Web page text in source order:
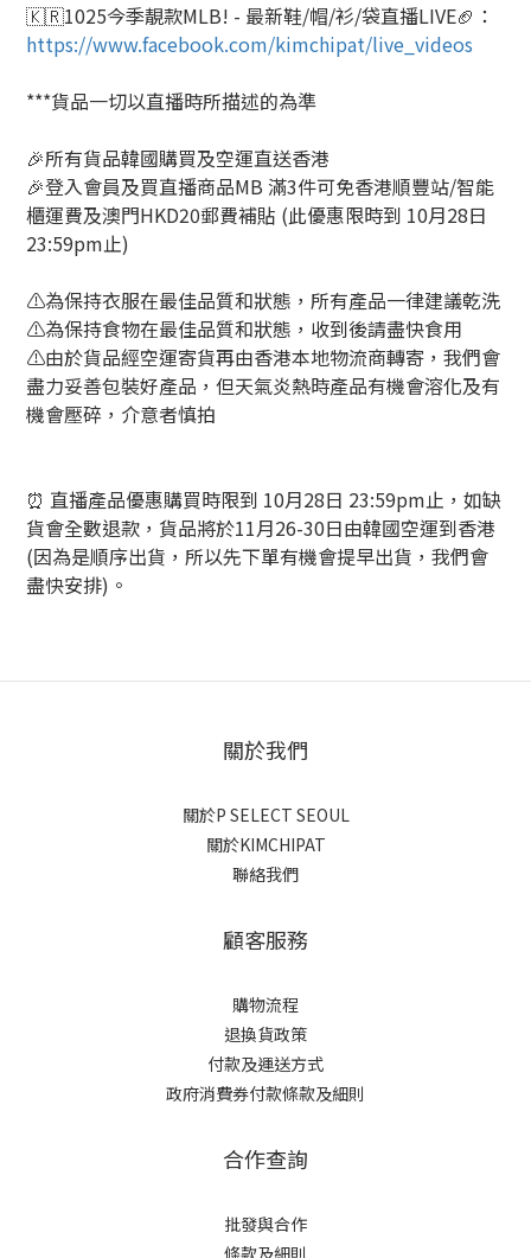
🇰🇷1025今季靚款MLB! - 最新鞋/帽/衫/袋直播LIVE🏈 ：
https://www.facebook.com/kimchipat/live_videos
***貨品一切以直播時所描述的為準
🎉所有貨品韓國購買及空運直送香港
🎉登入會員及買直播商品MB 滿3件可免香港順豐站/智能
櫃運費及澳門HKD20郵費補貼 (此優惠限時到 10月28日
23:59pm止)
⚠️為保持衣服在最佳品質和狀態，所有產品一律建議乾洗
⚠️為保持食物在最佳品質和狀態，收到後請盡快食用
⚠️由於貨品經空運寄貨再由香港本地物流商轉寄，我們會
盡力妥善包裝好產品，但天氣炎熱時產品有機會溶化及有
機會壓碎，介意者慎拍
⏰ 直播產品優惠購買時限到 10月28日 23:59pm止，如缺
貨會全數退款，貨品將於11月26-30日由韓國空運到香港
(因為是順序出貨，所以先下單有機會提早出貨，我們會
盡快安排)。
關於我們
關於P SELECT SEOUL
關於KIMCHIPAT
聯絡我們
顧客服務
購物流程
退換貨政策
付款及運送方式
政府消費券付款條款及細則
合作查詢
批發與合作
條款及細則